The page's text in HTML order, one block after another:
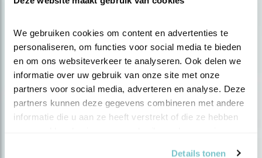
We gebruiken cookies om content en advertenties te
personaliseren, om functies voor social media te bieden
en om ons websiteverkeer te analyseren. Ook delen we
informatie over uw gebruik van onze site met onze
partners voor social media, adverteren en analyse. Deze
partners kunnen deze gegevens combineren met andere
informatie die u aan ze heeft verstrekt of die ze hebben
Details tonen